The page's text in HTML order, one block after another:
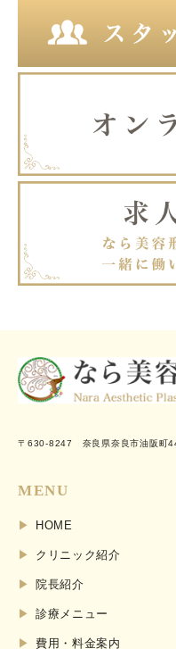
〒630-8247 奈良県奈良市油阪町
MENU
HOME
クリニック紹介
院長紹介
診療メニュー
費用・料金案内